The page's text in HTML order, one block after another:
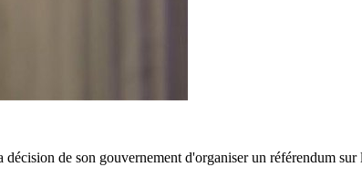
de son gouvernement d'organiser un référendum